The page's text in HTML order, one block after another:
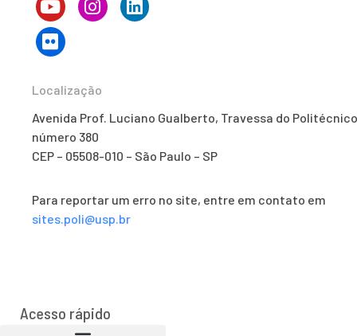
Localização
Avenida Prof. Luciano Gualberto, Travessa do
número 380
CEP – 05508-010 – São Paulo – SP
Para reportar um erro no site, entre em contato em
sites.poli@usp.br
Acesso rápido